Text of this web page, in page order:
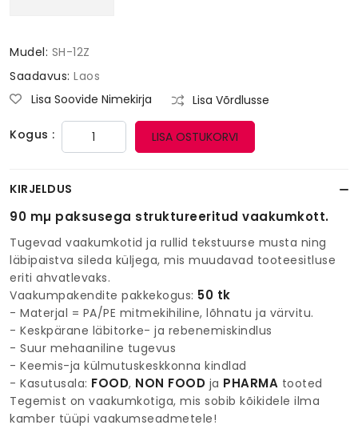
Mudel: SH-12Z
Saadavus: Laos
Lisa Soovide Nimekirja
Lisa Võrdlusse
Kogus : LISA OSTUKORVI
KIRJELDUS
90 mµ paksusega struktureeritud vaakumkott.
Tugevad vaakumkotid ja rullid tekstuurse musta ning
läbipaistva sileda küljega, mis muudavad tooteesitluse
eriti ahvatlevaks.
Vaakumpakendite pakkekogus: 50 tk
- Materjal = PA/PE mitmekihiline, lõhnatu ja värvitu.
- Keskpärane läbitorke- ja rebenemiskindlus
- Suur mehaaniline tugevus
- Keemis-ja külmutuskeskkonna kindlad
- Kasutusala: FOOD, NON FOOD ja PHARMA tooted
Tegemist on vaakumkotiga, mis sobib kõikidele ilma
kamber tüüpi vaakumseadmetele!